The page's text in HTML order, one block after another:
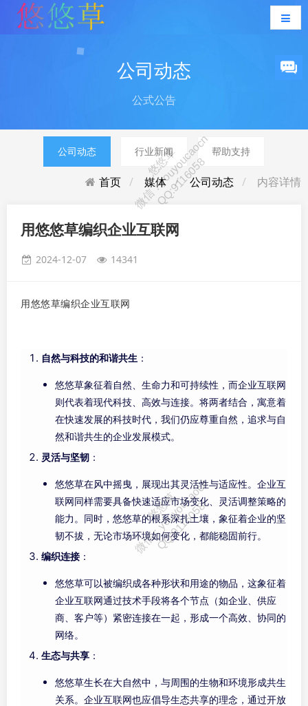
公司动态
公式公告
公司动态 行业新闻 帮助支持
首页 媒体 公司动态 内容详情
用悠悠草编织企业互联网
2024-12-07 14341
用悠悠草编织企业互联网
自然与科技的和谐共生 ：
悠悠草象征着自然、生命力和可持续性，而企业互联网
则代表着现代科技、高效与连接。将两者结合，寓意着
在快速发展的科技时代，我们仍应尊重自然，追求与自
然和谐共生的企业发展模式。
灵活与坚韧 ：
悠悠草在风中摇曳，展现出其灵活性与适应性。企业互
联网同样需要具备快速适应市场变化、灵活调整策略的
能力。同时，悠悠草的根系深扎土壤，象征着企业的坚
韧不拔，无论市场环境如何变化，都能稳固前行。
编织连接 ：
悠悠草可以被编织成各种形状和用途的物品，这象征着
企业互联网通过技术手段将各个节点（如企业、供应
商、客户等）紧密连接在一起，形成一个高效、协同的
网络。
生态与共享 ：
悠悠草生长在大自然中，与周围的生物和环境形成共生
关系。企业互联网也应倡导生态共享的理念，通过开放